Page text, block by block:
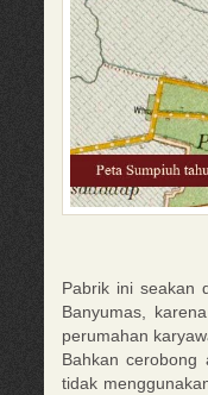
Pabrik ini seakan
Banyumas,
perumahan
Bahkan cerobong
tidak